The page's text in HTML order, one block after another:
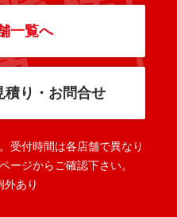
一覧へ
積り・お問合せ
受付時間は各店舗で異なり
ージからご確認下さい。
あり